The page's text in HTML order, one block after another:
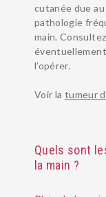
cutanée due
pathologie
main.
l’opérer.
Voir la tumeur
Quels sont
la main ?